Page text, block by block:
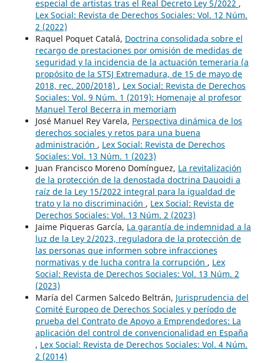
especial de artistas tras el Real Decreto Ley 5/2022 ,
Lex Social: Revista de Derechos Sociales: Vol. 12 Núm.
2 (2022)
Raquel Poquet Catalá, Doctrina consolidada sobre el
recargo de prestaciones por omisión de medidas de
seguridad y la incidencia de la actuación temeraria (a
propósito de la STSJ Extremadura, de 15 de mayo de
2018, rec. 200/2018) , Lex Social: Revista de Derechos
Sociales: Vol. 9 Núm. 1 (2019): Homenaje al profesor
Manuel Terol Becerra in memoriam
José Manuel Rey Varela, Perspectiva dinámica de los
derechos sociales y retos para una buena
administración , Lex Social: Revista de Derechos
Sociales: Vol. 13 Núm. 1 (2023)
Juan Francisco Moreno Domínguez, La revitalización
de la protección de la denostada doctrina Dauoidi a
raíz de la Ley 15/2022 integral para la igualdad de
trato y la no discriminación , Lex Social: Revista de
Derechos Sociales: Vol. 13 Núm. 2 (2023)
Jaime Piqueras García, La garantía de indemnidad a la
luz de la Ley 2/2023, reguladora de la protección de
las personas que informen sobre infracciones
normativas y de lucha contra la corrupción , Lex
Social: Revista de Derechos Sociales: Vol. 13 Núm. 2
(2023)
María del Carmen Salcedo Beltrán, Jurisprudencia del
Comité Europeo de Derechos Sociales y período de
prueba del Contrato de Apoyo a Emprendedores: La
aplicación del control de convencionalidad en España
, Lex Social: Revista de Derechos Sociales: Vol. 4 Núm.
2 (2014)